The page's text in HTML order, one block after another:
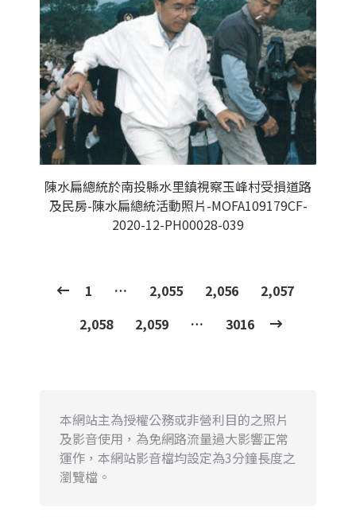
陳水扁總統於南投縣水里鎮視察玉峰村受損道路
及民房-陳水扁總統活動照片-MOFA109179CF-
2020-12-PH00028-039
1 … 2,055 2,056
2,057
2,058
2,059 … 3016
本網站主為授權公務或非營利目的之照片
及影音使用，為免網路流量過大影響正常
運作，本網站影音檔均設定為3分鐘長度之
瀏覽檔。